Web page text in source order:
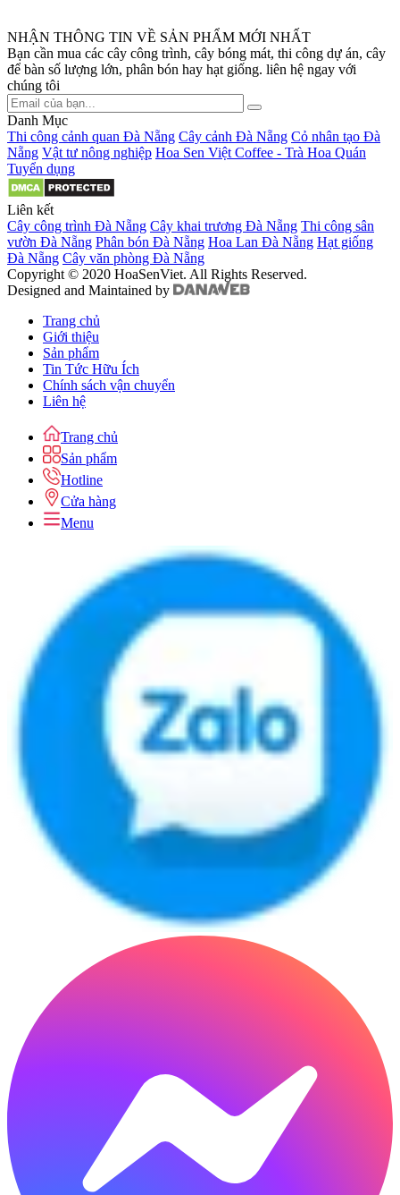
NHẬN THÔNG TIN VỀ SẢN PHẨM MỚI NHẤT
Bạn cần mua các cây công trình, cây bóng mát, thi công dự án, cây
để bàn số lượng lớn, phân bón hay hạt giống. liên hệ ngay với
chúng tôi
Danh Mục
Thi công cảnh quan Đà Nẵng Cây cảnh Đà Nẵng Cỏ nhân tạo Đà
Nẵng Vật tư nông nghiệp Hoa Sen Việt Coffee - Trà Hoa Quán
Tuyển dụng
Liên kết
Cây công trình Đà Nẵng Cây khai trương Đà Nẵng Thi công sân
vườn Đà Nẵng Phân bón Đà Nẵng Hoa Lan Đà Nẵng Hạt giống
Đà Nẵng Cây văn phòng Đà Nẵng
Copyright © 2020 HoaSenViet. All Rights Reserved.
Designed and Maintained by
Trang chủ
Giới thiệu
Sản phẩm
Tin Tức Hữu Ích
Chính sách vận chuyển
Liên hệ
Trang chủ
Sản phẩm
Hotline
Cửa hàng
Menu